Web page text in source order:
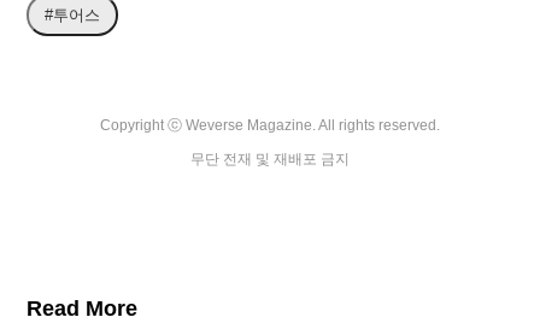
#투어스
Copyright ⓒ Weverse Magazine. All rights reserved.
무단 전재 및 재배포 금지
Read More